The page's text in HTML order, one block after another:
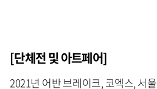
[단체전 및 아트페어]
2021년 어반 브레이크, 코엑스, 서울